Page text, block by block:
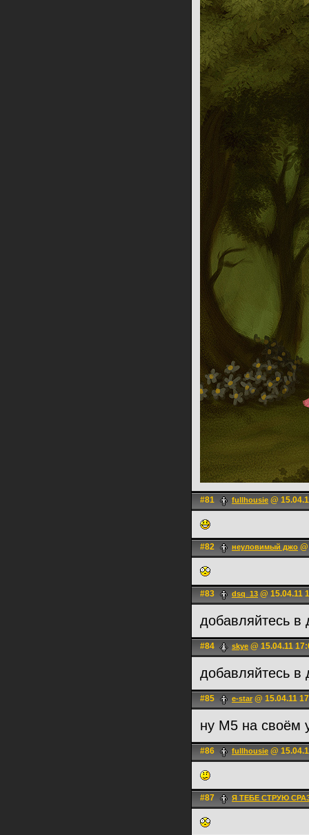
#81 fullhousie @
#82 неуловимый джо
#83 dsq_13 @ 15.04.11
добавляйтесь в
#84 skye @ 15.04.11
добавляйтесь в
#85 e-star @ 15.04.11
ну М5 на своём
#86 fullhousie @
#87 Я ТЕБЕ СТРУЮ